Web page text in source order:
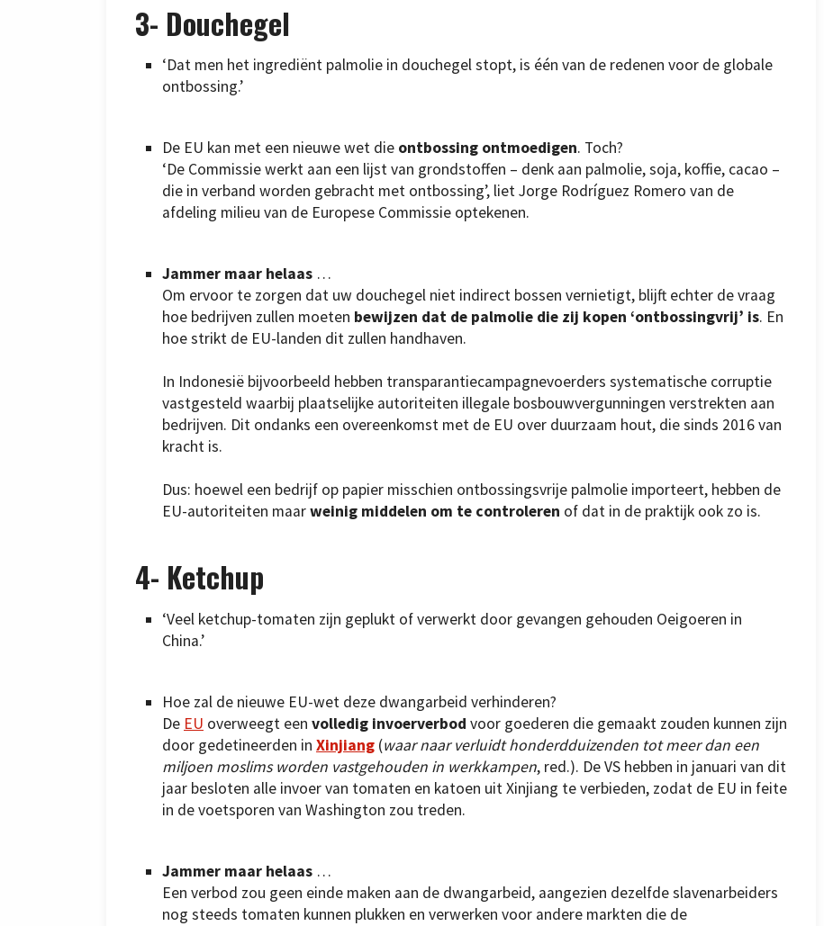
3- Douchegel
‘Dat men het ingrediënt palmolie in douchegel stopt, is één van de redenen voor de globale
ontbossing.’
De EU kan met een nieuwe wet die ontbossing ontmoedigen. Toch?
‘De Commissie werkt aan een lijst van grondstoffen – denk aan palmolie, soja, koffie, cacao –
die in verband worden gebracht met ontbossing’, liet Jorge Rodríguez Romero van de
afdeling milieu van de Europese Commissie optekenen.
Jammer maar helaas …
Om ervoor te zorgen dat uw douchegel niet indirect bossen vernietigt, blijft echter de vraag
hoe bedrijven zullen moeten bewijzen dat de palmolie die zij kopen ‘ontbossingvrij’ is. En
hoe strikt de EU-landen dit zullen handhaven.
In Indonesië bijvoorbeeld hebben transparantiecampagnevoerders systematische corruptie
vastgesteld waarbij plaatselijke autoriteiten illegale bosbouwvergunningen verstrekten aan
bedrijven. Dit ondanks een overeenkomst met de EU over duurzaam hout, die sinds 2016 van
kracht is.
Dus: hoewel een bedrijf op papier misschien ontbossingsvrije palmolie importeert, hebben de
EU-autoriteiten maarweinig middelen om te controleren of dat in de praktijk ook zo is.
4- Ketchup
‘Veel ketchup-tomaten zijn geplukt of verwerkt door gevangen gehouden Oeigoeren in
China.’
Hoe zal de nieuwe EU-wet deze dwangarbeid verhinderen?
De EU overweegt een volledig invoerverbod voor goederen die gemaakt zouden kunnen zijn
door gedetineerden in Xinjiang (waar naar verluidt honderdduizenden tot meer dan een
miljoen moslims worden vastgehouden in werkkampen, red.). De VS hebben in januari van dit
jaar besloten alle invoer van tomaten en katoen uit Xinjiang te verbieden, zodat de EU in feite
in de voetsporen van Washington zou treden.
Jammer maar helaas …
Een verbod zou geen einde maken aan de dwangarbeid, aangezien dezelfde slavenarbeiders
nog steeds tomaten kunnen plukken en verwerken voor andere markten die de